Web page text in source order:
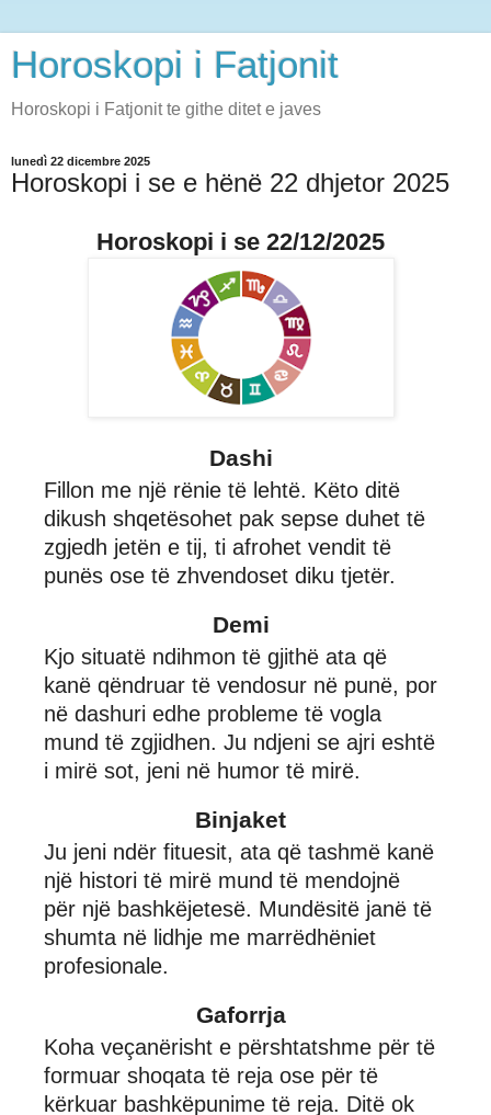
Horoskopi i Fatjonit
Horoskopi i Fatjonit te githe ditet e javes
lunedì 22 dicembre 2025
Horoskopi i se e hënë 22 dhjetor 2025
Horoskopi i se 22/12/2025
Dashi
Fillon me një rënie të lehtë. Këto ditë
dikush shqetësohet pak sepse duhet të
zgjedh jetën e tij, ti afrohet vendit të
punës ose të zhvendoset diku tjetër.
Demi
Kjo situatë ndihmon të gjithë ata që
kanë qëndruar të vendosur në punë, por
në dashuri edhe probleme të vogla
mund të zgjidhen. Ju ndjeni se ajri eshtë
i mirë sot, jeni në humor të mirë.
Binjaket
Ju jeni ndër fituesit, ata që tashmë kanë
një histori të mirë mund të mendojnë
për një bashkëjetesë. Mundësitë janë të
shumta në lidhje me marrëdhëniet
profesionale.
Gaforrja
Koha veçanërisht e përshtatshme për të
formuar shoqata të reja ose për të
kërkuar bashkëpunime të reja. Ditë ok